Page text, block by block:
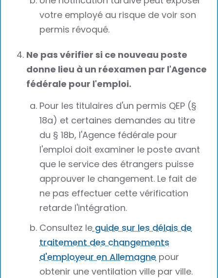
votre employé au risque de voir son
permis révoqué.
Ne pas vérifier si ce nouveau poste
donne lieu à un réexamen par l'Agence
fédérale pour l'emploi.
Pour les titulaires d'un permis QEP (§
18a) et certaines demandes au titre
du § 18b, l'Agence fédérale pour
l'emploi doit examiner le poste avant
que le service des étrangers puisse
approuver le changement. Le fait de
ne pas effectuer cette vérification
retarde l'intégration.
Consultez le guide sur les délais de
traitement des changements
d'employeur en Allemagne pour
obtenir une ventilation ville par ville.